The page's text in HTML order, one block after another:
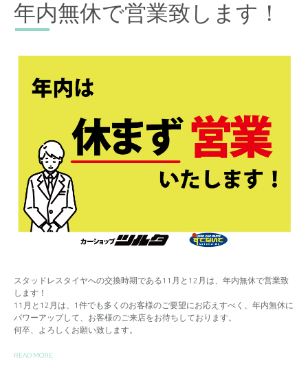
年内無休で営業致します！
スタッドレスタイヤへの交換時期である11月と12月は、年内無休で営業致
します！
11月と12月は、1件でも多くのお客様のご要望にお応えすべく、年内無休に
パワーアップして、お客様のご来店をお待ちしております。
何卒、よろしくお願い致します。
READ MORE